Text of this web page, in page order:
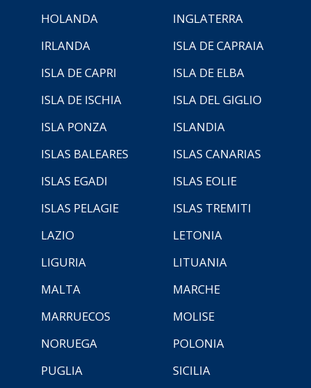
HOLANDA
INGLATERRA
IRLANDA
ISLA DE CAPRAIA
ISLA DE CAPRI
ISLA DE ELBA
ISLA DE ISCHIA
ISLA DEL GIGLIO
ISLA PONZA
ISLANDIA
ISLAS BALEARES
ISLAS CANARIAS
ISLAS EGADI
ISLAS EOLIE
ISLAS PELAGIE
ISLAS TREMITI
LAZIO
LETONIA
LIGURIA
LITUANIA
MALTA
MARCHE
MARRUECOS
MOLISE
NORUEGA
POLONIA
PUGLIA
SICILIA